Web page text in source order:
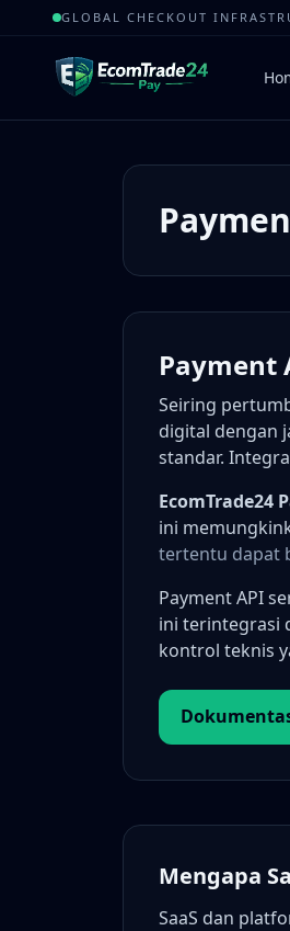
GLOBAL CHECKOUT
Payment
Seiring
digital dengan
standar.
EcomTrade24
ini
tertentu dapat
Payment API
ini terintegrasi
kontrol teknis
Mengapa
SaaS dan